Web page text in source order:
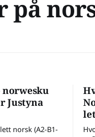
på
Justyna
norsk (A2-B1-